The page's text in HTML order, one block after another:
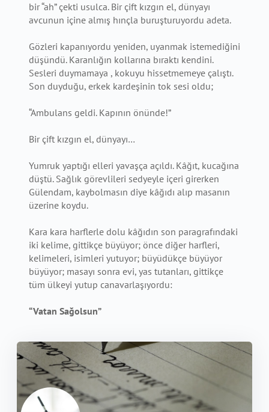
bir “ah” çekti usulca. Bir çift kızgın el, dünyayı
avcunun içine almış hınçla buruşturuyordu adeta.
Gözleri kapanıyordu yeniden, uyanmak istemediğini
düşündü. Karanlığın kollarına bıraktı kendini.
Sesleri duymamaya , kokuyu hissetmemeye çalıştı.
Son duyduğu, erkek kardeşinin tok sesi oldu;
“Ambulans geldi. Kapının önünde!”
Bir çift kızgın el, dünyayı…
Yumruk yaptığı elleri yavaşça açıldı. Kâğıt, kucağına
düştü. Sağlık görevlileri sedyeyle içeri girerken
Gülendam, kaybolmasın diye kâğıdı alıp masanın
üzerine koydu.
Kara kara harflerle dolu kâğıdın son paragrafındaki
iki kelime, gittikçe büyüyor; önce diğer harfleri,
kelimeleri, isimleri yutuyor; büyüdükçe büyüyor
büyüyor; masayı sonra evi, yas tutanları, gittikçe
tüm ülkeyi yutup canavarlaşıyordu:
“Vatan Sağolsun”